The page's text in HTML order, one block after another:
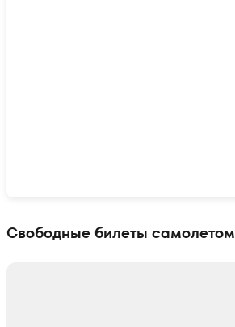
Свободные билеты самолетом